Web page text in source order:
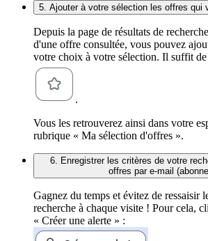
5. Ajouter à votre sélection les offres qui
Depuis la page de résultats de
d'une offre consultée, vous pouvez
votre choix à votre sélection. Il suffit
.
Vous les retrouverez ainsi dans votre
rubrique « Ma sélection d'offres ».
6. Enregistrer les critères de votre
offres par e-mail
Gagnez du temps et évitez de ressaisir
recherche à chaque visite ! Pour cela,
« Créer une alerte » :